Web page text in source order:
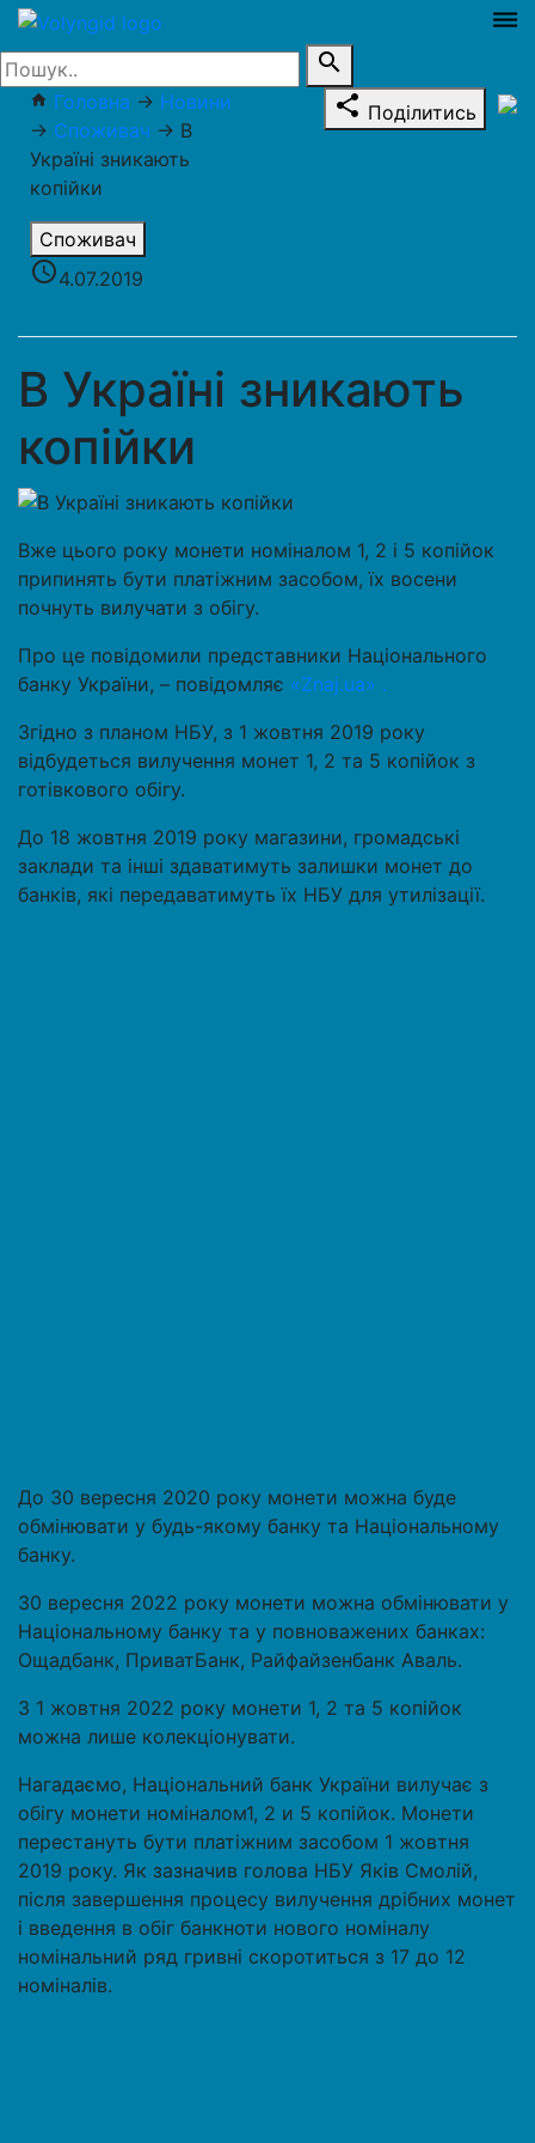
dehaze
search
home Головна → Новини
→ Споживач → В
Україні зникають
копійки
Споживач
access_time4.07.2019
share Поділитись
В Україні зникають
копійки
Вже цього року монети номіналом 1, 2 і 5 копійок
припинять бути платіжним засобом, їх восени
почнуть вилучати з обігу.
Про це повідомили представники Національного
банку України, – повідомляє «Znaj.ua» .
Згідно з планом НБУ, з 1 жовтня 2019 року
відбудеться вилучення монет 1, 2 та 5 копійок з
готівкового обігу.
До 18 жовтня 2019 року магазини, громадські
заклади та інші здаватимуть залишки монет до
банків, які передаватимуть їх НБУ для утилізації.
До 30 вересня 2020 року монети можна буде
обмінювати у будь-якому банку та Національному
банку.
30 вересня 2022 року монети можна обмінювати у
Національному банку та у повноважених банках:
Ощадбанк, ПриватБанк, Райфайзенбанк Аваль.
З 1 жовтня 2022 року монети 1, 2 та 5 копійок
можна лише колекціонувати.
Нагадаємо, Національний банк України вилучає з
обігу монети номіналом1, 2 и 5 копійок. Монети
перестануть бути платіжним засобом 1 жовтня
2019 року. Як зазначив голова НБУ Яків Смолій,
після завершення процесу вилучення дрібних монет
і введення в обіг банкноти нового номіналу
номінальний ряд гривні скоротиться з 17 до 12
номіналів.